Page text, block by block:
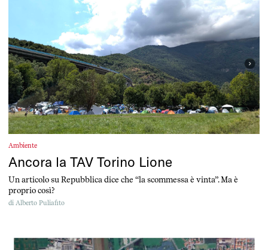
Ambiente
Ancora la TAV Torino Lione
Un articolo su Repubblica dice che “la scommessa è vinta”. Ma è
proprio così?
di Alberto Puliafito